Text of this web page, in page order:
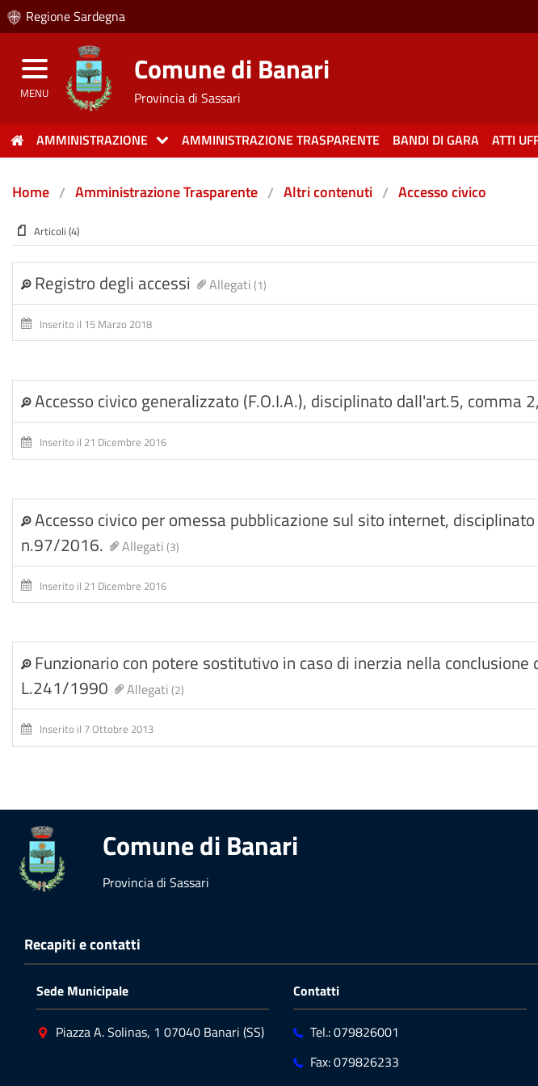
Regione Sardegna
MENU
Comune di Banari
Provincia di Sassari
AMMINISTRAZIONE AMMINISTRAZIONE TRASPARENTE BANDI DI GARA ATTI
Home Amministrazione Trasparente Altri contenuti Accesso civico
Articoli (4)
Registro degli accessi Allegati(1)
Inserito il 15 Marzo 2018
Accesso civico generalizzato (F.O.I.A.), disciplinato dall'art.5,
Inserito il 21 Dicembre 2016
Accesso civico per omessa pubblicazione sul sito internet,
n.97/2016.
Allegati(3)
Inserito il 21 Dicembre 2016
Funzionario con potere sostitutivo in caso di inerzia nella
L.241/1990
Allegati(2)
Inserito il 7 Ottobre 2013
Comune di Banari
Provincia di Sassari
Recapiti e contatti
Sede Municipale
Piazza A. Solinas, 1 07040 Banari (SS)
Contatti
Tel.: 079826001
Fax: 079826233